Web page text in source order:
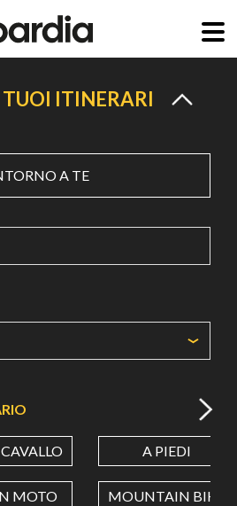
TUOI ITINERARI
A TE
A PIEDI
MOTO MOUNTAIN BIKE